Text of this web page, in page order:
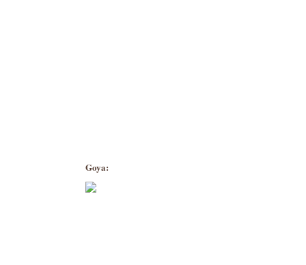
Goya: